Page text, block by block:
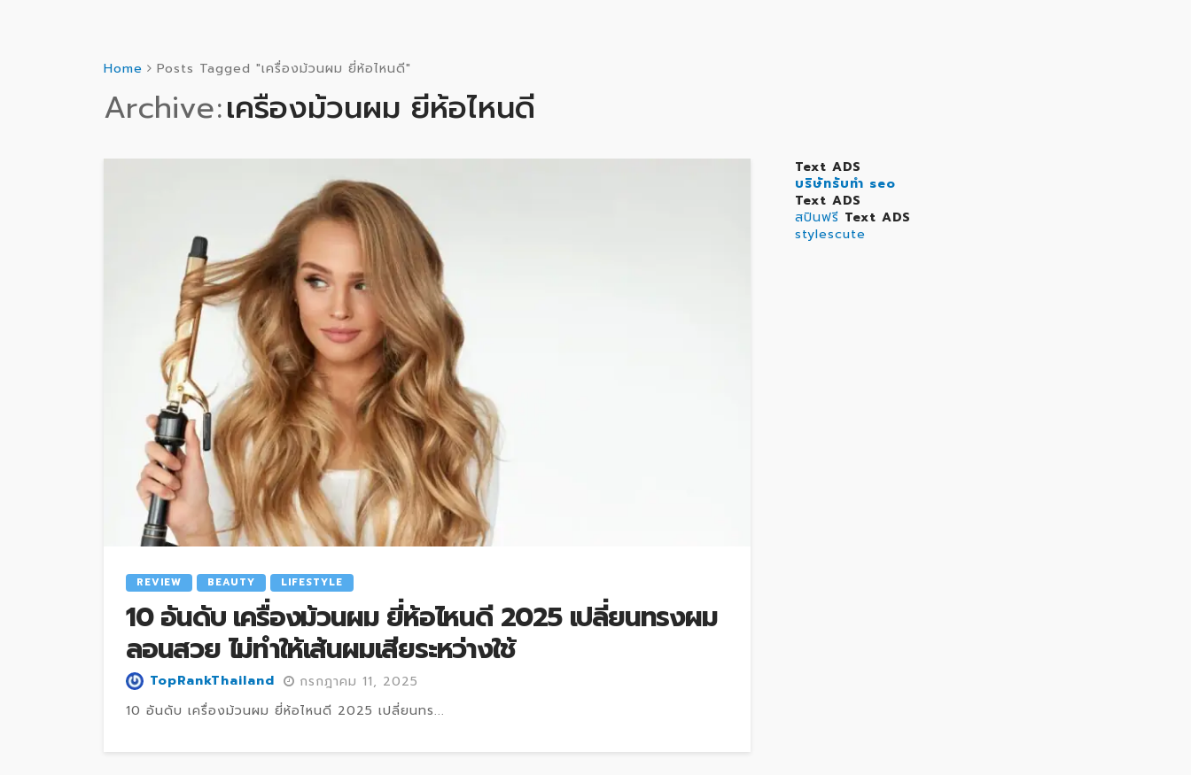
Home Posts Tagged "เครื่องม้วนผม ยี่ห้อไหนดี"
Archive เครื่องม้วนผม ยี่ห้อไหนดี
REVIEW BEAUTY LIFESTYLE
10 อันดับ เครื่องม้วนผม ยี่ห้อไหนดี 2025 เปลี่ยนทรงผม
ลอนสวย ไม่ทำให้เส้นผมเสียระหว่างใช้
TopRankThailand
กรกฎาคม 11, 2025
10 อันดับ เครื่องม้วนผม ยี่ห้อไหนดี 2025 เปลี่ยนทร...
Text ADS
บริษัทรับทำ seo
Text ADS
สปินฟรี Text ADS
stylescute